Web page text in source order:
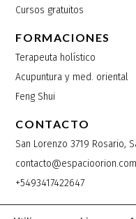
Cursos gratuitos
FORMACIONES
Terapeuta holístico
Acupuntura y med. oriental
Feng Shui
CONTACTO
San Lorenzo 3719 Rosario,
contacto@espacioorion.com
+5493417422647